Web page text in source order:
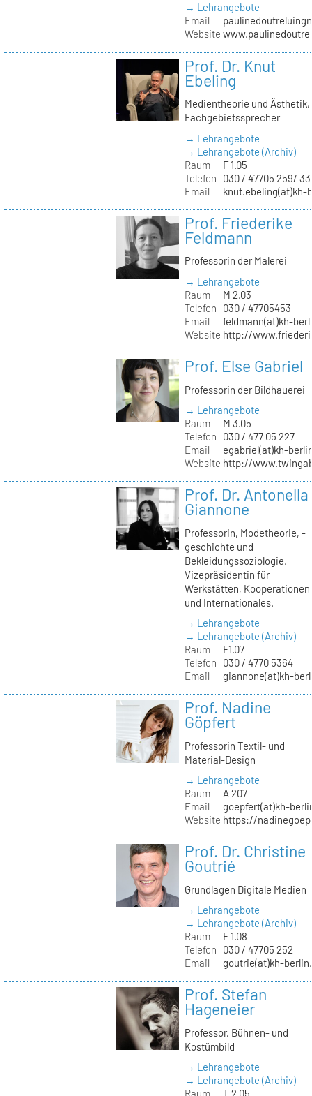
→ Lehrangebote
Email
Website
Prof. Dr. Knut
Ebeling
Medientheorie und Ästhetik,
Fachgebietssprecher
→ Lehrangebote
→ Lehrangebote (Archiv)
Raum
F 1.05
Telefon
030 / 47705 259/
Email
knut.ebeling(at)kh-
Prof. Friederike
Feldmann
Professorin der Malerei
→ Lehrangebote
Raum
M 2.03
Telefon
030 / 47705453
Email
feldmann(at)kh-
Website http://
Prof. Else Gabriel
Professorin der Bildhauerei
→ Lehrangebote
Raum
M 3.05
Telefon
030 / 477 05 227
Email
egabriel(at)kh-
Website http://
Prof. Dr. Antonella
Giannone
Professorin, Modetheorie, -
geschichte und
Bekleidungssoziologie.
Vizepräsidentin für
Werkstätten, Kooperationen
und Internationales.
→ Lehrangebote
→ Lehrangebote (Archiv)
Raum
F1.07
Telefon
030 / 4770 5364
Email
giannone(at)kh-
Prof. Nadine
Göpfert
Professorin Textil- und
Material-Design
→ Lehrangebote
Raum
A 207
Email
goepfert(at)kh-
Website https://
Prof. Dr. Christine
Goutrié
Grundlagen Digitale Medien
→ Lehrangebote
→ Lehrangebote (Archiv)
Raum
F 1.08
Telefon
030 / 47705 252
Email
goutrie(at)kh-
Prof. Stefan
Hageneier
Professor, Bühnen- und
Kostümbild
→ Lehrangebote
→ Lehrangebote (Archiv)
Raum
T 2.05